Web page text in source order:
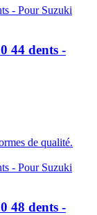
44 dents -
de qualité.
48 dents -